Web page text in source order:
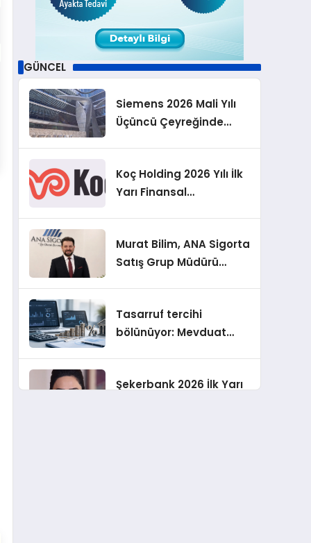
GÜNCEL
Siemens 2026 Mali Yılı
Üçüncü Çeyreğinde
Beklentisi
Koç Holding 2026 Yılı İlk
Yarı Finansal
Murat Bilim, ANA Sigorta
Satış Grup Müdürü
Tasarruf tercihi
bölünüyor: Mevduat
tutuyor
Şekerbank 2026 İlk Yarı